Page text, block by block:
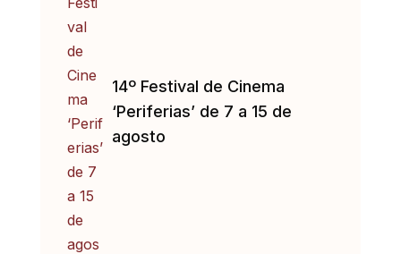
14º Festival de Cinema
‘Periferias’ de 7 a 15 de
agosto